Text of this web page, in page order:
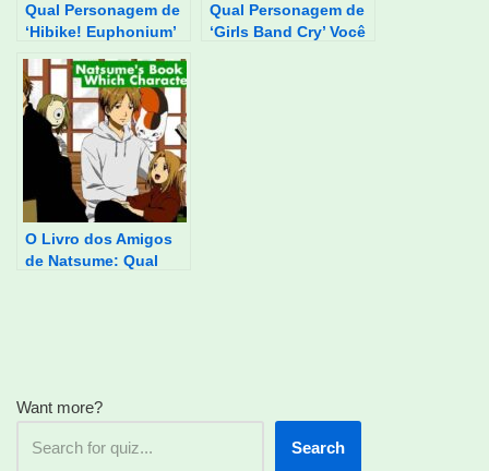
Qual Personagem de
‘Hibike! Euphonium’
Qual Personagem de
‘Girls Band Cry’ Você
O Livro dos Amigos
de Natsume: Qual
Want more?
Search